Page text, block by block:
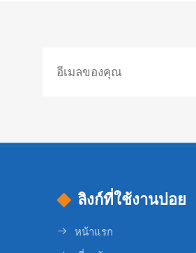
ลิงก์ที่ใช้งานบ่อย
หน้าแรก